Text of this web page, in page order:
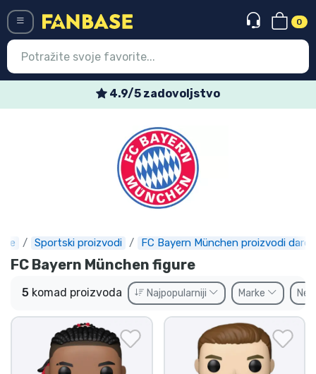
0
4.9/5 zadovoljstvo
Sportski proizvodi FC Bayern München proizvodi
FC Bayern München figure
5 komad proizvoda Najpopularniji Marke Ne
Najnovije proizvodi
Prednarudžbe
Outlet proizvodi
Dostava i plaćanje
TV serija proizvodi